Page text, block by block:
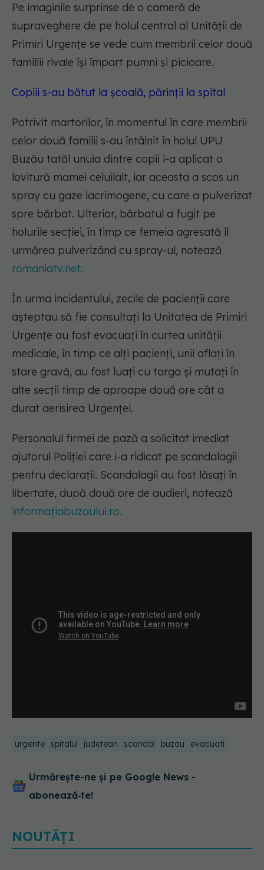
Pe imaginile surprinse de o cameră de
supraveghere de pe holul central al Unității de
Primiri Urgențe se vede cum membrii celor două
familiii rivale își împart pumni și picioare.
Copiii s-au bătut la școală, părinții la spital
Potrivit martorilor, în momentul în care membrii
celor două familii s-au întâlnit în holul UPU
Buzău tatăl unuia dintre copii i-a aplicat o
lovitură mamei celuilalt, iar aceasta a scos un
spray cu gaze lacrimogene, cu care a pulverizat
spre bărbat. Ulterior, bărbatul a fugit pe
holurile secţiei, în timp ce femeia agresată îl
urmărea pulverizând cu spray-ul, notează
romaniatv.net.
În urma incidentului, zecile de pacienţii care
aşteptau să fie consultaţi la Unitatea de Primiri
Urgenţe au fost evacuați în curtea unităţii
medicale, în timp ce alţi pacienţi, unii aflaţi în
stare gravă, au fost luați cu targa și mutați în
alte secţii timp de aproape două ore cât a
durat aerisirea Urgenței.
Personalul firmei de pază a solicitat imediat
ajutorul Poliţiei care i-a ridicat pe scandalagii
pentru declaraţii. Scandalagii au fost lăsați în
libertate, după două ore de audieri, notează
informațiabuzaului.ro.
urgente spitalul judetean scandal buzau evacuati
Urmărește-ne și pe Google News -
abonează‑te!
NOUTĂȚI